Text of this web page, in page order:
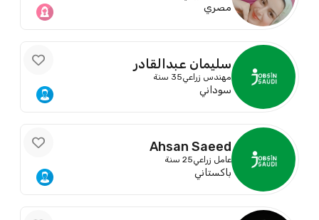
مصري
سليمان عبدالقادر
مهندس زراعي35 سنة
سوداني
Ahsan Saeed
عامل زراعي25 سنة
باكستاني